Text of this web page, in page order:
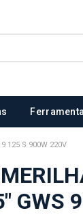
125 S 900W 220V
GWS